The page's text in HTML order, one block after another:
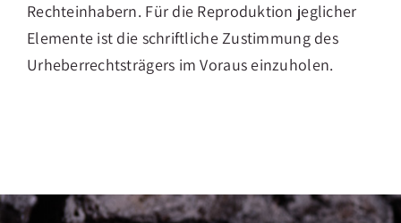
Rechteinhabern. Für die Reproduktion jeglicher
Elemente ist die schriftliche Zustimmung des
Urheberrechtsträgers im Voraus einzuholen.
Aktueller Kurs!
Kursreihe Darmgesundheit